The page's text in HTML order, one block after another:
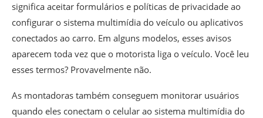
significa aceitar formulários e políticas de privacidade ao
configurar o sistema multimídia do veículo ou aplicativos
conectados ao carro. Em alguns modelos, esses avisos
aparecem toda vez que o motorista liga o veículo. Você leu
esses termos? Provavelmente não.
As montadoras também conseguem monitorar usuários
quando eles conectam o celular ao sistema multimídia do